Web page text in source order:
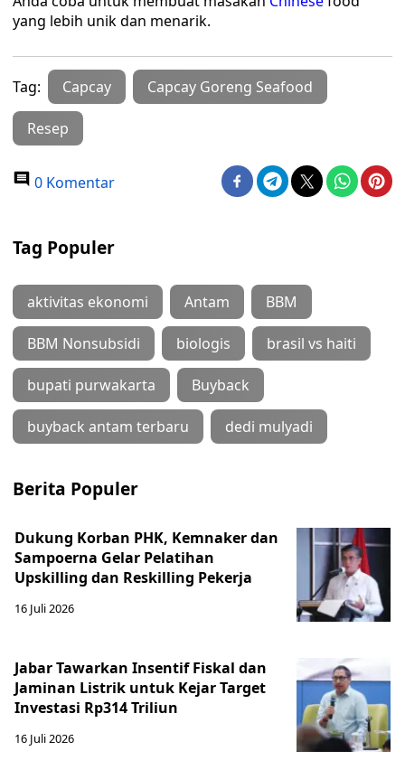
yang lebih unik dan menarik.
Tag: Capcay Capcay Goreng Seafood
Resep
0 Komentar
Tag Populer
aktivitas ekonomi Antam BBM
BBM Nonsubsidi biologis brasil vs haiti
bupati purwakarta Buyback
buyback antam terbaru dedi mulyadi
Berita Populer
Dukung Korban PHK, Kemnaker dan
Sampoerna Gelar Pelatihan
Upskilling dan Reskilling Pekerja
16 Juli 2026
Jabar Tawarkan Insentif Fiskal dan
Jaminan Listrik untuk Kejar Target
Investasi Rp314 Triliun
16 Juli 2026